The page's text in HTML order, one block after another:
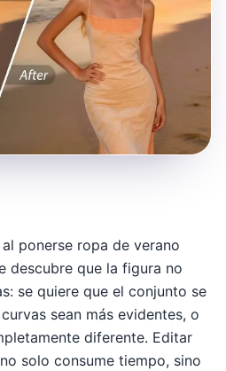
ponerse ropa de verano
descubre que la figura no
se quiere que el conjunto se
sean más evidentes, o
diferente. Editar
solo consume tiempo, sino